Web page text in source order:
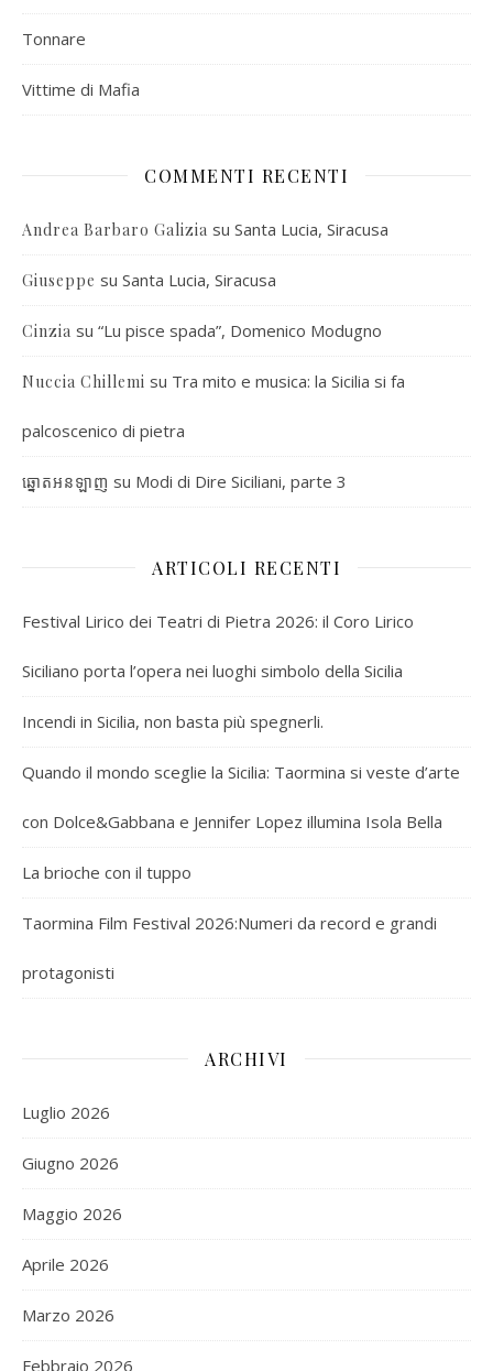
Tonnare
Vittime di Mafia
COMMENTI RECENTI
Andrea Barbaro Galizia su Santa Lucia, Siracusa
Giuseppe su Santa Lucia, Siracusa
Cinzia su “Lu pisce spada”, Domenico Modugno
Nuccia Chillemi su Tra mito e musica: la Sicilia si fa
palcoscenico di pietra
ឆ្នោតអនឡាញ su Modi di Dire Siciliani, parte 3
ARTICOLI RECENTI
Festival Lirico dei Teatri di Pietra 2026: il Coro Lirico
Siciliano porta l’opera nei luoghi simbolo della Sicilia
Incendi in Sicilia, non basta più spegnerli.
Quando il mondo sceglie la Sicilia: Taormina si veste d’arte
con Dolce&Gabbana e Jennifer Lopez illumina Isola Bella
La brioche con il tuppo
Taormina Film Festival 2026:Numeri da record e grandi
protagonisti
ARCHIVI
Luglio 2026
Giugno 2026
Maggio 2026
Aprile 2026
Marzo 2026
Febbraio 2026